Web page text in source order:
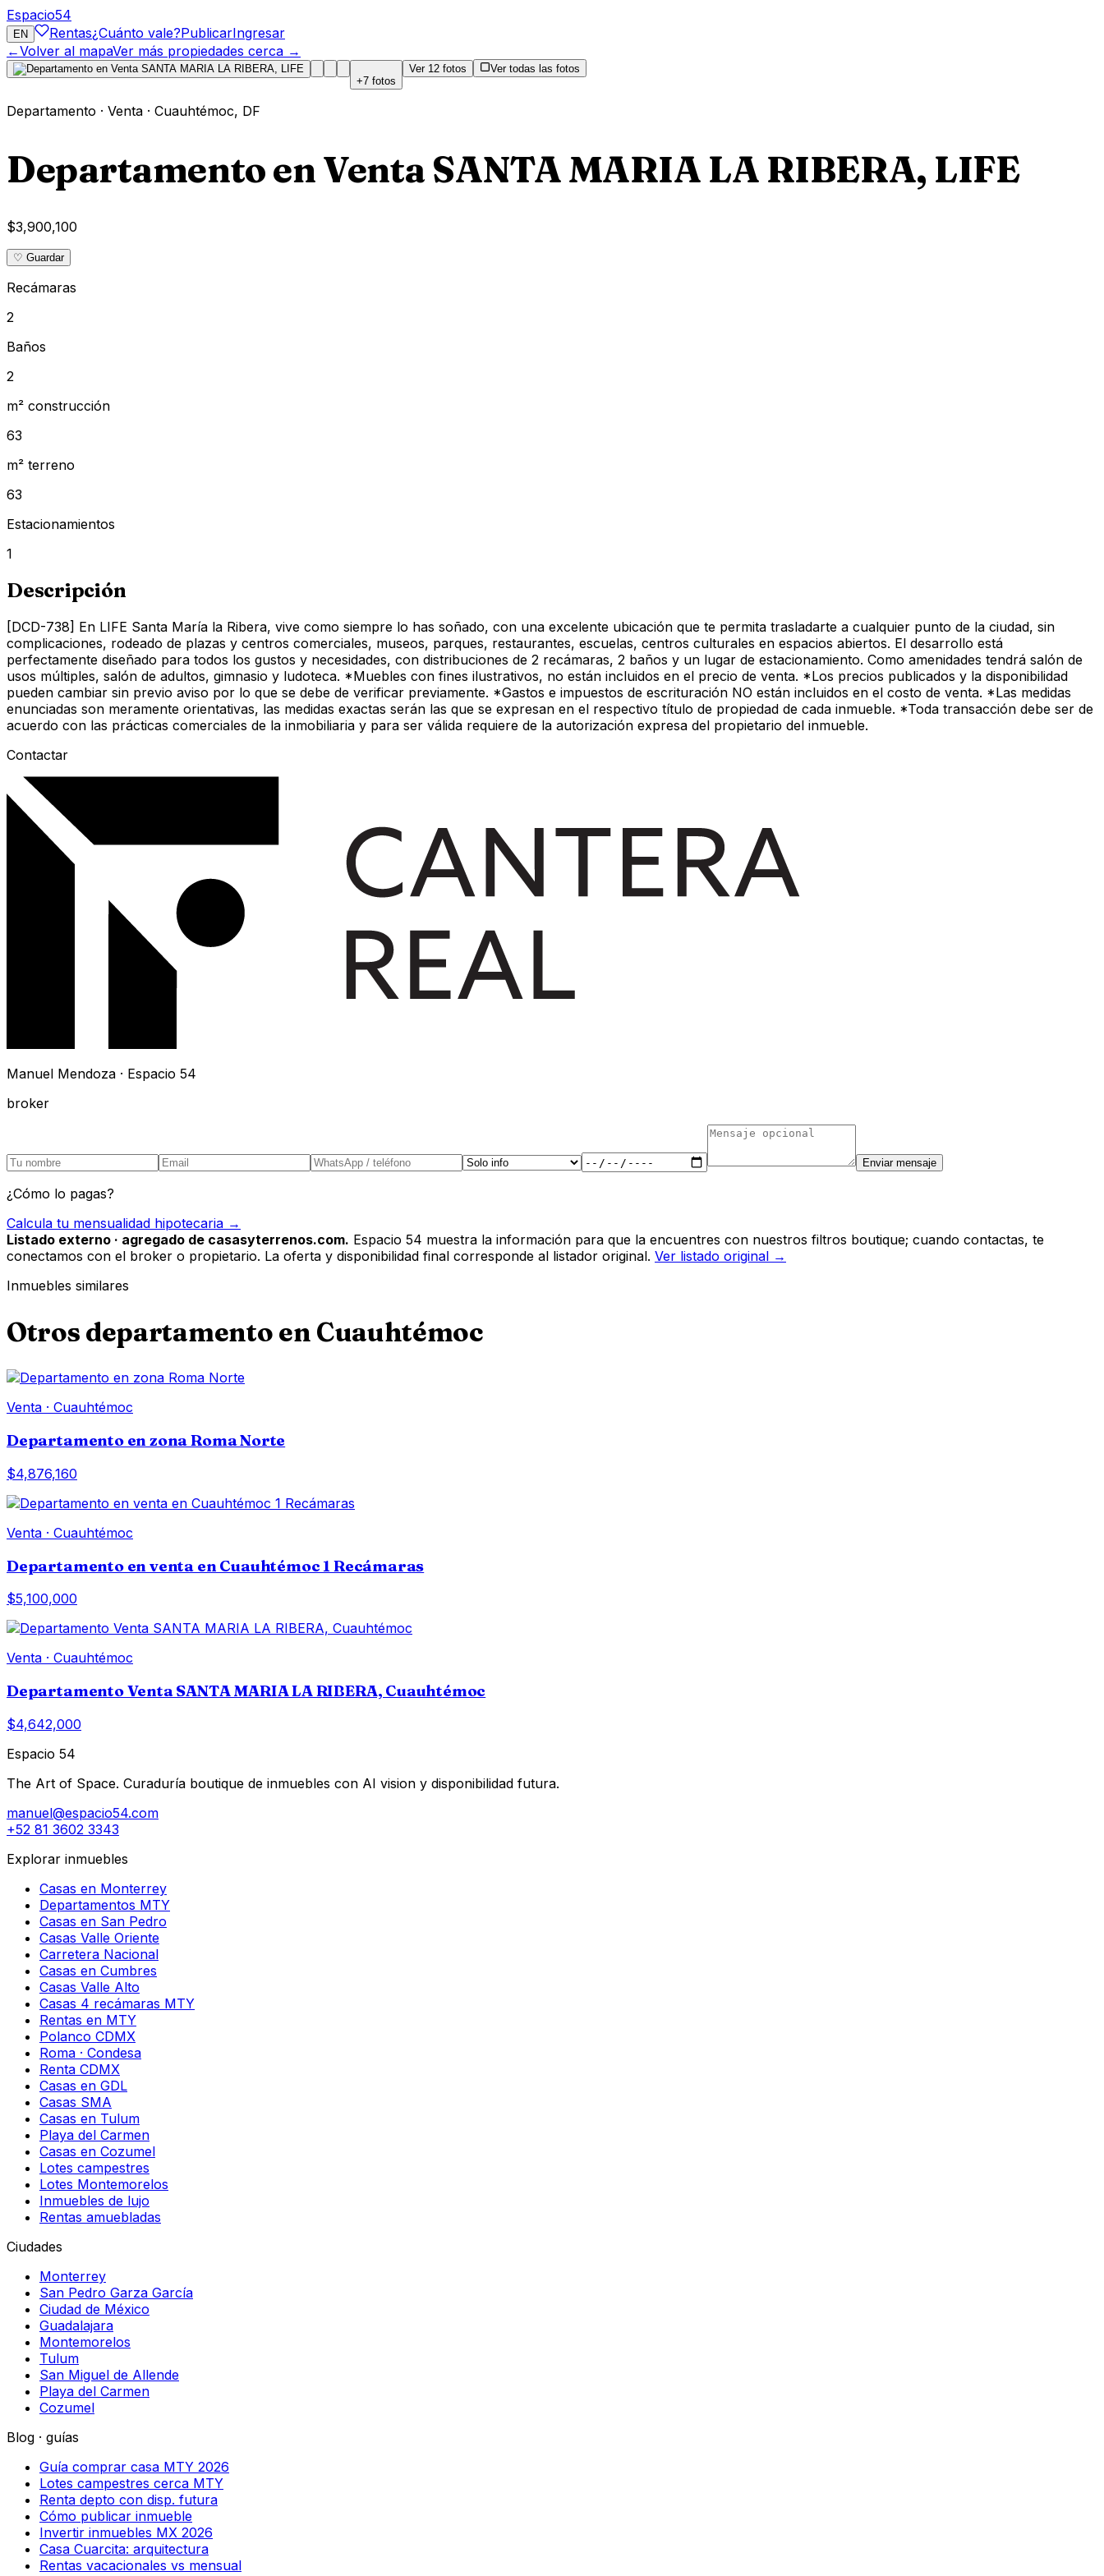
Espacio54
EN Rentas¿Cuánto vale?PublicarIngresar
←Volver al mapaVer más propiedades cerca →
+7 fotos
Ver 12 fotos Ver todas las fotos
Departamento · Venta · Cuauhtémoc, DF
Departamento en Venta SANTA MARIA LA RIBERA, LIFE
$3,900,100
♡ Guardar
Recámaras
2
Baños
2
m² construcción
63
m² terreno
63
Estacionamientos
1
Descripción
[DCD-738] En LIFE Santa María la Ribera, vive como siempre lo has soñado, con una excelente ubicación que te permita trasladarte a cualquier punto de la ciudad, sin
complicaciones, rodeado de plazas y centros comerciales, museos, parques, restaurantes, escuelas, centros culturales en espacios abiertos. El desarrollo está
perfectamente diseñado para todos los gustos y necesidades, con distribuciones de 2 recámaras, 2 baños y un lugar de estacionamiento. Como amenidades tendrá salón de
usos múltiples, salón de adultos, gimnasio y ludoteca. *Muebles con fines ilustrativos, no están incluidos en el precio de venta. *Los precios publicados y la disponibilidad
pueden cambiar sin previo aviso por lo que se debe de verificar previamente. *Gastos e impuestos de escrituración NO están incluidos en el costo de venta. *Las medidas
enunciadas son meramente orientativas, las medidas exactas serán las que se expresan en el respectivo título de propiedad de cada inmueble. *Toda transacción debe ser de
acuerdo con las prácticas comerciales de la inmobiliaria y para ser válida requiere de la autorización expresa del propietario del inmueble.
Contactar
Manuel Mendoza · Espacio 54
broker
Enviar mensaje
¿Cómo lo pagas?
Calcula tu mensualidad hipotecaria →
Listado externo · agregado de casasyterrenos.com. Espacio 54 muestra la información para que la encuentres con nuestros filtros boutique; cuando contactas, te
conectamos con el broker o propietario. La oferta y disponibilidad final corresponde al listador original. Ver listado original →
Inmuebles similares
Otros departamento en Cuauhtémoc
Venta · Cuauhtémoc
Departamento en zona Roma Norte
$4,876,160
Venta · Cuauhtémoc
Departamento en venta en Cuauhtémoc 1 Recámaras
$5,100,000
Venta · Cuauhtémoc
Departamento Venta SANTA MARIA LA RIBERA, Cuauhtémoc
$4,642,000
Espacio 54
The Art of Space. Curaduría boutique de inmuebles con AI vision y disponibilidad futura.
manuel@espacio54.com
+52 81 3602 3343
Explorar inmuebles
Casas en Monterrey
Departamentos MTY
Casas en San Pedro
Casas Valle Oriente
Carretera Nacional
Casas en Cumbres
Casas Valle Alto
Casas 4 recámaras MTY
Rentas en MTY
Polanco CDMX
Roma · Condesa
Renta CDMX
Casas en GDL
Casas SMA
Casas en Tulum
Playa del Carmen
Casas en Cozumel
Lotes campestres
Lotes Montemorelos
Inmuebles de lujo
Rentas amuebladas
Ciudades
Monterrey
San Pedro Garza García
Ciudad de México
Guadalajara
Montemorelos
Tulum
San Miguel de Allende
Playa del Carmen
Cozumel
Blog · guías
Guía comprar casa MTY 2026
Lotes campestres cerca MTY
Renta depto con disp. futura
Cómo publicar inmueble
Invertir inmuebles MX 2026
Casa Cuarcita: arquitectura
Rentas vacacionales vs mensual